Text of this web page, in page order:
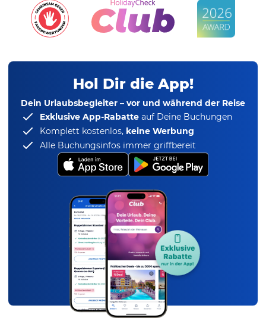
Hol Dir die App!
Dein Urlaubsbegleiter – vor und während der Reise
Exklusive App-Rabatte auf Deine Buchungen
Komplett kostenlos, keine Werbung
Alle Buchungsinfos immer griffbereit